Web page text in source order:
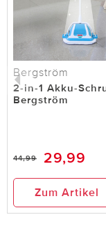
Bergström
2-in-1 Akku-
Bergström
44,99 29,99
Zum Artikel